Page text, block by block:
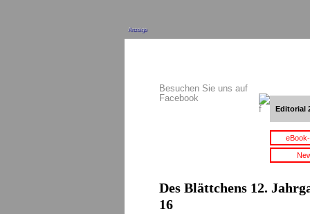
Anzeige
Besuchen Sie uns auf
Facebook
Editorial
Des Blättchens 12.
16